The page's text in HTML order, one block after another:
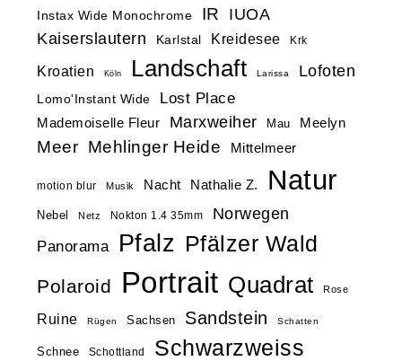
Instax Wide Monochrome
IR
IUOA
Kaiserslautern
Karlstal Kreidesee Krk
Kroatien Köln Landschaft Larissa Lofoten
Lomo'Instant Wide Lost Place
Mademoiselle Fleur Marxweiher Mau Meelyn
Meer Mehlinger Heide Mittelmeer
motion blur Musik Nacht Nathalie Z. Natur
Nebel Netz Nokton 1.4 35mm Norwegen
Panorama Pfalz Pfälzer Wald
Polaroid Portrait Quadrat Rose
Ruine Rügen Sachsen Sandstein Schatten
Schnee Schottland Schwarzweiss